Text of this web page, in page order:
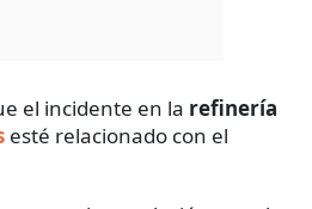
el incidente en la refinería
esté relacionado con el